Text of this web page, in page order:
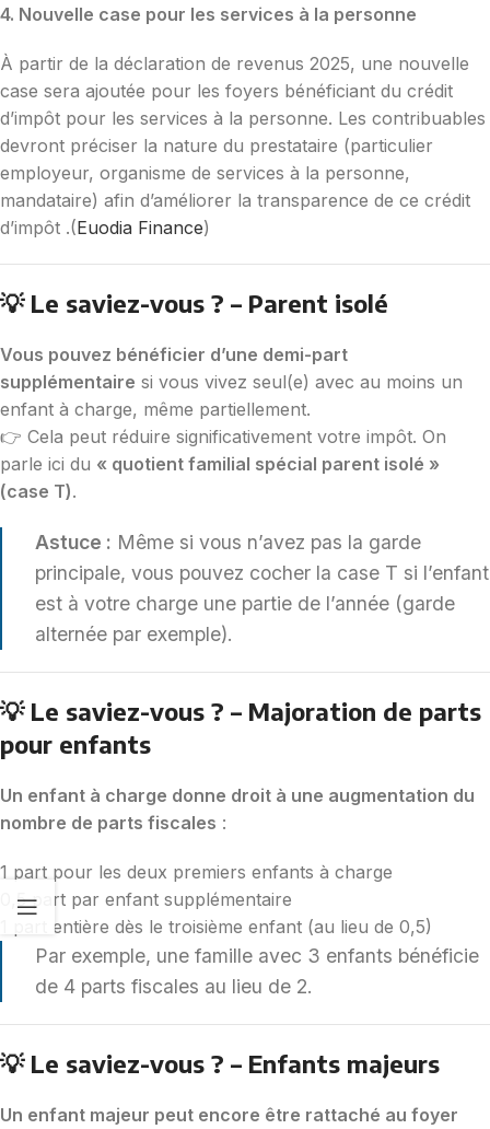
4. Nouvelle case pour les services à la personne
À partir de la déclaration de revenus 2025, une nouvelle
case sera ajoutée pour les foyers bénéficiant du crédit
d’impôt pour les services à la personne. Les contribuables
devront préciser la nature du prestataire (particulier
employeur, organisme de services à la personne,
mandataire) afin d’améliorer la transparence de ce crédit
d’impôt .(Euodia Finance)
💡 Le saviez-vous ? – Parent isolé
Vous pouvez bénéficier d’une demi-part
supplémentaire si vous vivez seul(e) avec au moins un
enfant à charge, même partiellement.
👉 Cela peut réduire significativement votre impôt. On
parle ici du « quotient familial spécial parent isolé »
(case T).
Astuce : Même si vous n’avez pas la garde
principale, vous pouvez cocher la case T si l’enfant
est à votre charge une partie de l’année (garde
alternée par exemple).
💡 Le saviez-vous ? – Majoration de parts
pour enfants
Un enfant à charge donne droit à une augmentation du
nombre de parts fiscales :
1 part pour les deux premiers enfants à charge
0,5 part par enfant supplémentaire
1 part entière dès le troisième enfant (au lieu de 0,5)
Par exemple, une famille avec 3 enfants bénéficie
de 4 parts fiscales au lieu de 2.
💡 Le saviez-vous ? – Enfants majeurs
Un enfant majeur peut encore être rattaché au foyer